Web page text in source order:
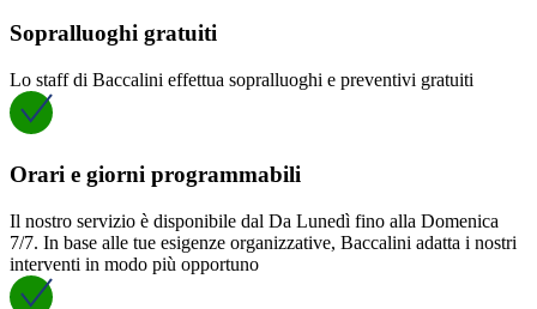
Sopralluoghi gratuiti
Lo staff di Baccalini effettua sopralluoghi e preventivi gratuiti
Orari e giorni programmabili
Il nostro servizio è disponibile dal Da Lunedì fino alla Domenica
7/7. In base alle tue esigenze organizzative, Baccalini adatta i nostri
interventi in modo più opportuno